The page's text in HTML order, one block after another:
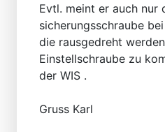
Evtl. meint er auch nur
sicherungsschraube
die rausgedreht
Einstellschraube zu
der WIS .
Gruss Karl